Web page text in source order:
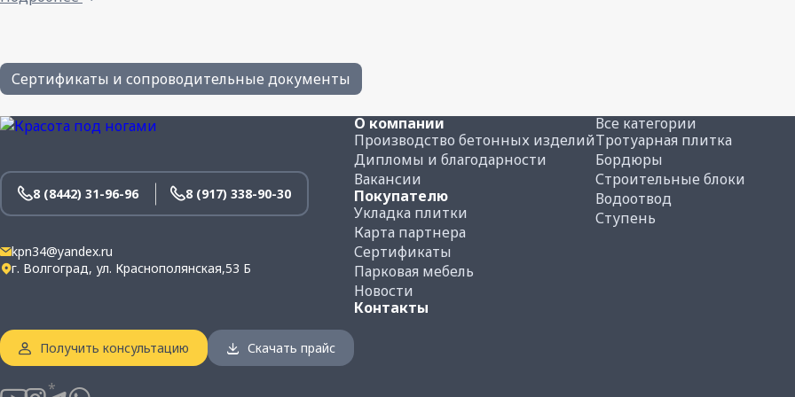
Водопоглощение не более:
Плотность бетона:
Вес 1-го м² плитки, кг:
Количество плитки на поддоне, м²:
Вес поддона с плиткой, кг:
Сертификаты и сопроводительные документы
8 (8442) 31-96-96 8 (917) 338-90-30
kpn34@yandex.ru
г. Волгоград, ул. Краснополянская,53 Б
Получить консультацию Скачать прайс
О компании
Производство бетонных изделий
Дипломы и благодарности
Вакансии
Покупателю
Укладка плитки
Карта партнера
Сертификаты
Парковая мебель
Новости
Контакты
Все категории
Тротуарная плитка
Бордюры
Строительные блоки
Водоотвод
Ступень
*